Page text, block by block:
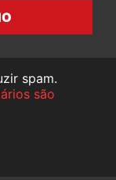
spam.
são